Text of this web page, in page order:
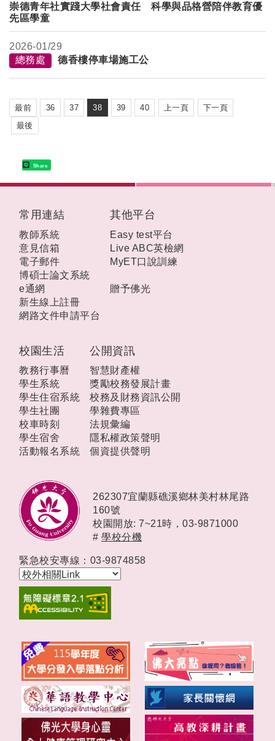
崇德青年社實踐大學社會責任 科學與品格營陪伴教育優
先區學童
2026-01/29
總務處
德香樓停車場施工公
最前 36 37 38 39 40 上一頁
下一頁
最後
Share
校園生活
教務行事曆
學生系統
學生住宿系統
學生社團
校車時刻
學生宿舍
活動報名系統
公開資訊
智慧財產權
獎勵校務發展計畫
校務及財務資訊公開
學雜費專區
法規彙編
隱私權政策聲明
個資提供聲明
常用連結
教師系統
意見信箱
電子郵件
博碩士論文系統
e通網
新生線上註冊
網路文件申請平台
其他平台
Easy test平台
Live ABC英檢網
MyET口說訓練
贈予佛光
262307宜蘭縣礁溪鄉林美村林尾路
160號
校園開放: 7~21時， 03-9871000
# 學校分機
緊急校安專線：03-9874858